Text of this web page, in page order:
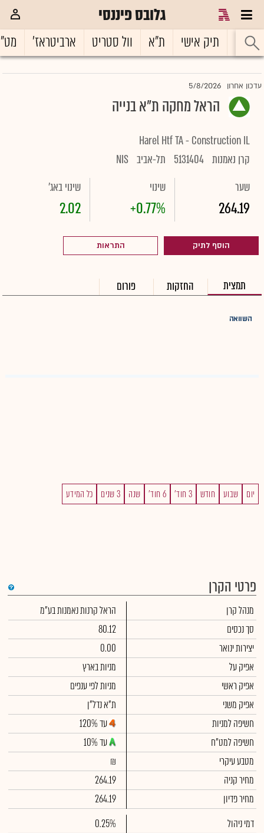
גלובס פיננסי
ראשי תיק אישי ת"א וול סטריט ארביטראז'
עדכון אחרון 5/8/2026
הראל מחקה ת"א בנייה
Harel Htf TA - Construction IL
קרן נאמנות 5131404 תל-אביב NIS
שער
264.19
שינוי
+0.77%
שינוי באג'
2.02
הוסף לתיק התראות
תמצית החזקות פורום
השוואה
יום שבוע חודש 3 חוד' 6 חוד' שנה 3 שנים כל המידע
פרטי הקרן
מנהל קרן
הראל קרנות נאמנות בע"מ
סך נכסים
80.12
יצירות ינואר
0.00
אפיק על
מניות בארץ
אפיק ראשי
מניות לפי ענפים
אפיק משני
ת"א נדל"ן
חשיפה למניות
עד 120%
חשיפה למט"ח
עד 10%
מטבע עיקרי
₪
מחיר קניה
264.19
מחיר פדיון
264.19
דמי ניהול
0.25%